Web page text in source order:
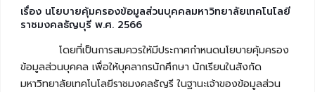
เรื่อง นโยบายคุ้มครองข้อมูลส่วนบุคคลมหาวิทยาลัยเทคโนโลยี
ราชมงคลธัญบุรี พ.ศ. 2566
โดยที่เป็นการสมควรให้มีประกาศกำหนดนโยบายคุ้มครอง
ข้อมูลส่วนบุคคล เพื่อให้บุคลากรนักศึกษา นักเรียนในสังกัด
มหาวิทยาลัยเทคโนโลยีราชมงคลธัญรี ในฐานะเจ้าของข้อมูลส่วน